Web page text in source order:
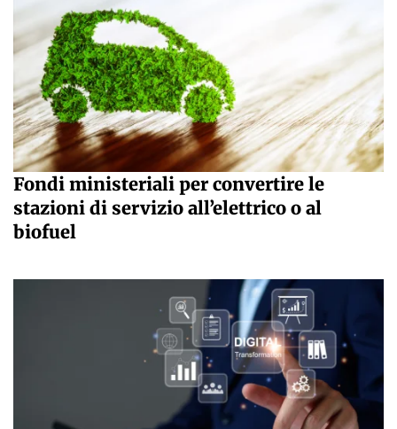
Fondi ministeriali per convertire le
stazioni di servizio all’elettrico o al
biofuel